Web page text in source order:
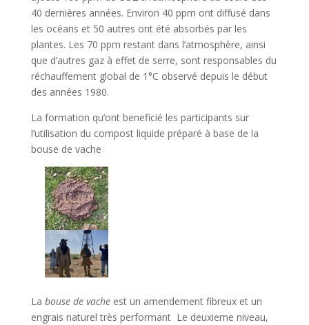
40 dernières années. Environ 40 ppm ont diffusé dans
les océans et 50 autres ont été absorbés par les
plantes. Les 70 ppm restant dans l’atmosphère, ainsi
que d’autres gaz à effet de serre, sont responsables du
réchauffement global de 1°C observé depuis le début
des années 1980.
La formation qu’ont beneficié les participants sur
l’utilisation du compost liquide préparé à base de la
bouse de vache
La bouse de vacheest un amendement fibreux et un
engrais naturel très performant Le deuxieme niveau,